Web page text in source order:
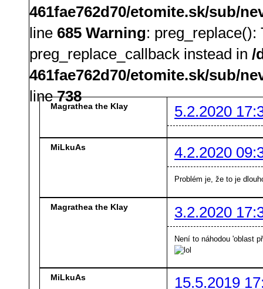
461fae762d70/etomite.sk/sub/
line 685 Warning: preg_replace():
preg_replace_callback instead in /
461fae762d70/etomite.sk/sub/
line738
Magrathea the Klay 5.2.2020
MiLkuAs 4.2.2020
Problém je, že to je
Magrathea the Klay 3.2.2020
Není to náhodou 'oblast
MiLkuAs 15.5.2019